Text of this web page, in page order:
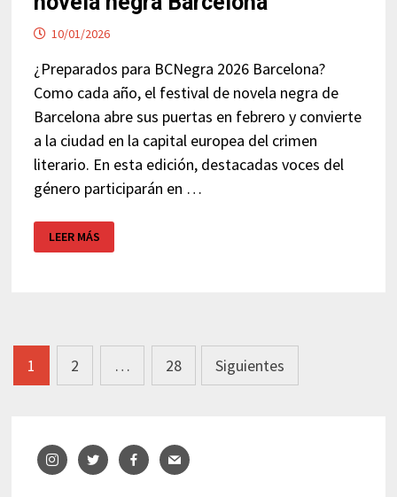
10/01/2026
¿Preparados para BCNegra 2026 Barcelona?
Como cada año, el festival de novela negra de
Barcelona abre sus puertas en febrero y convierte
a la ciudad en la capital europea del crimen
literario. En esta edición, destacadas voces del
género participarán en …
BCNEGRA
2026
–
LEER MÁS
Navegación
de
1 2 … 28 Siguientes